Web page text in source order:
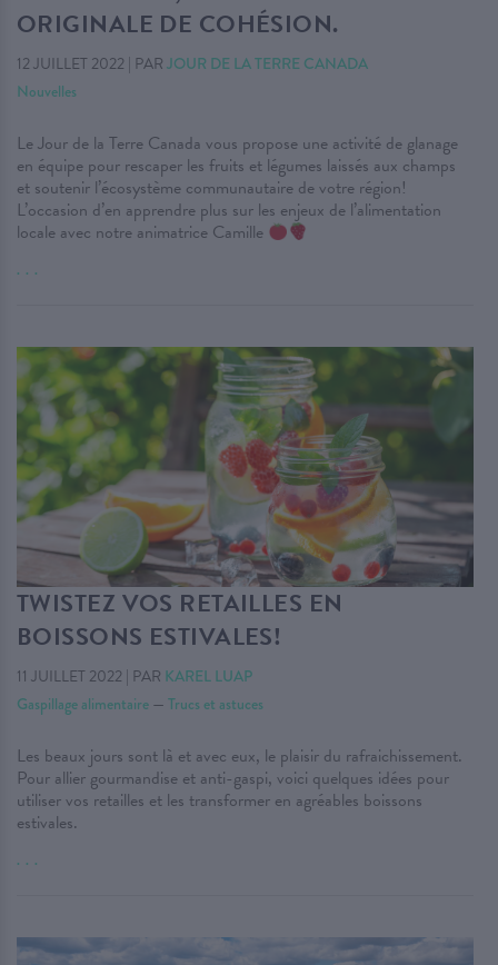
ORIGINALE DE COHÉSION.
12 JUILLET 2022 | PAR JOUR DE LA TERRE CANADA
Nouvelles
Le Jour de la Terre Canada vous propose une activité de glanage
en équipe pour rescaper les fruits et légumes laissés aux champs
et soutenir l’écosystème communautaire de votre région!
L’occasion d’en apprendre plus sur les enjeux de l’alimentation
locale avec notre animatrice Camille
. . .
TWISTEZ VOS RETAILLES EN
BOISSONS ESTIVALES!
11 JUILLET 2022 | PAR KAREL LUAP
Gaspillage alimentaire — Trucs et astuces
Les beaux jours sont là et avec eux, le plaisir du rafraichissement.
Pour allier gourmandise et anti-gaspi, voici quelques idées pour
utiliser vos retailles et les transformer en agréables boissons
estivales.
. . .